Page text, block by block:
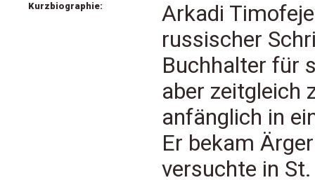
Kurzbiographie:
Arkadi
russischer
Buchhalter für
aber zeitgleich
anfänglich in
Er bekam
versuchte in